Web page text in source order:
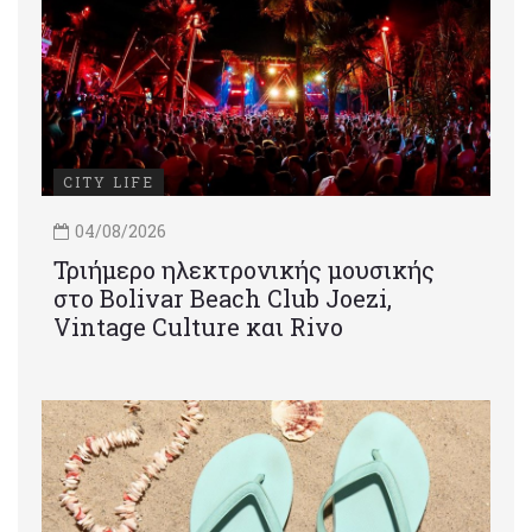
CITY LIFE
04/08/2026
Τριήμερο ηλεκτρονικής μουσικής
στο Bolivar Beach Club Joezi,
Vintage Culture και Rivo